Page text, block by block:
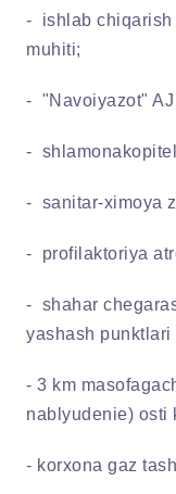
- ishlab chiqarish
muhiti;
- "Navoiyazot"
-
- sanitar-ximoya
- profilaktoriya
- shahar
yashash punktlari
- 3 km
nablyudenie) osti
- korxona gaz